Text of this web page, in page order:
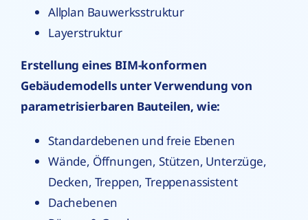
Allplan Bauwerksstruktur
Layerstruktur
Erstellung eines BIM-konformen
Gebäudemodells unter Verwendung von
parametrisierbaren Bauteilen, wie:
Standardebenen und freie Ebenen
Wände, Öffnungen, Stützen, Unterzüge,
Decken, Treppen, Treppenassistent
Dachebenen